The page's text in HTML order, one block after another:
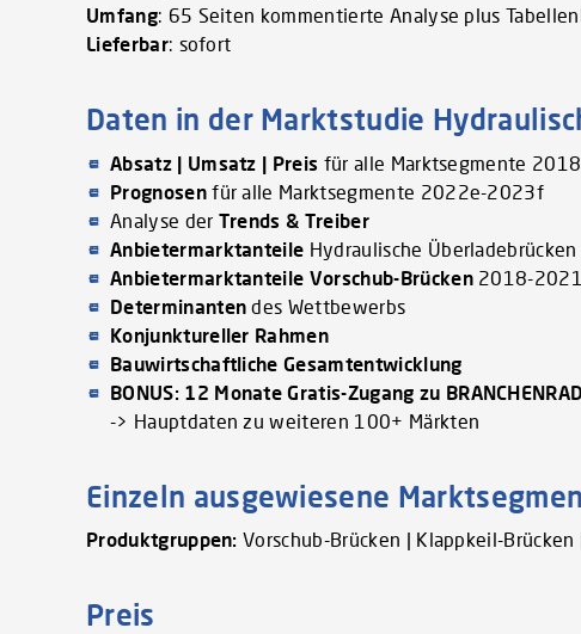
Umfang: 65 Seiten kommentierte Analyse plus
Lieferbar: sofort
Daten in der Marktstudie
Absatz | Umsatz | Preis für alle Marktsegmente
Prognosenfür alle Marktsegmente 2022e-2023f
Analyse der Trends & Treiber
Anbietermarktanteile Hydraulische
Anbietermarktanteile Vorschub-Brücken2018-2021
Determinantendes Wettbewerbs
Konjunktureller Rahmen
Bauwirtschaftliche Gesamtentwicklung
BONUS: 12 Monate Gratis-Zugang zu
-> Hauptdaten zu weiteren 100+ Märkten
Einzeln ausgewiesene
Produktgruppen: Vorschub-Brücken | Klappkeil-Brücken
Preis